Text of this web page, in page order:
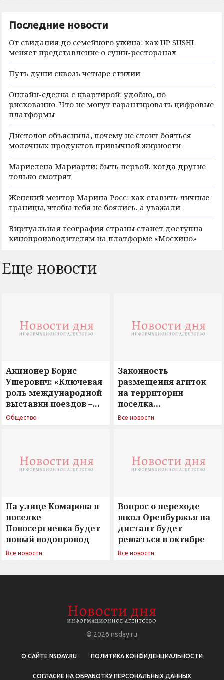
Последние новости
От свидания до семейного ужина: как UP SUSHI
меняет представление о суши-ресторанах
Путь души сквозь четыре стихии
Онлайн-сделка с квартирой: удобно, но
рискованно. Что не могут гарантировать цифровые
платформы
Диетолог объяснила, почему не стоит бояться
молочных продуктов привычной жирности
Мариелена Мариарти: быть первой, когда другие
только смотрят
Женский ментор Марина Росс: как ставить личные
границы, чтобы тебя не боялись, а уважали
Виртуальная география страны станет доступна
кинопроизводителям на платформе «Москино»
Еще новости
Акционер Борис
Ушерович: «Ключевая
роль международной
выставки поездов –
поиск ответов на
Общество
Законность
размещения агиток
на территории
поселка
Новосергиевка
Все новости
На улице Комарова в
поселке
Новосергиевка будет
новый водопровод
Все новости
Вопрос о переходе
школ Оренбуржья на
дистант будет
решаться в октябре
Все новости
© 2026 nsday.ru
О САЙТЕ NSDAY.RU ПОЛИТИКА КОНФИДЕНЦИАЛЬНОСТИ
СОГЛАСИЕ НА ОБРАБОТКУ ПЕРСОНАЛЬНЫХ ДАННЫХ